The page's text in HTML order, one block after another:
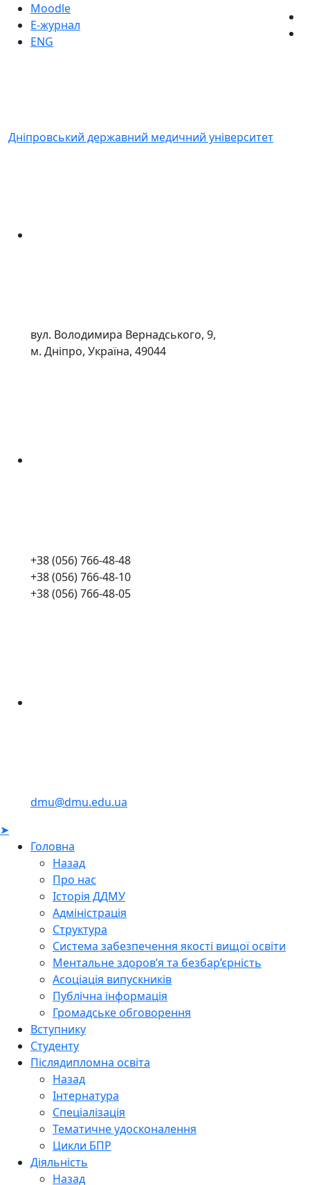
Moodle
Е-журнал
ENG
Дніпровський державний медичний університет
вул. Володимира Вернадського, 9,
м. Дніпро, Україна, 49044
+38 (056) 766-48-48
+38 (056) 766-48-10
+38 (056) 766-48-05
dmu@dmu.edu.ua
➤
Головна
Назад
Про нас
Історія ДДМУ
Адміністрація
Структура
Система забезпечення якості вищої освіти
Ментальне здоров’я та безбар’єрність
Асоціація випускників
Публічна інформація
Громадське обговорення
Вступнику
Студенту
Післядипломна освіта
Назад
Інтернатура
Спеціалізація
Тематичне удосконалення
Цикли БПР
Діяльність
Назад